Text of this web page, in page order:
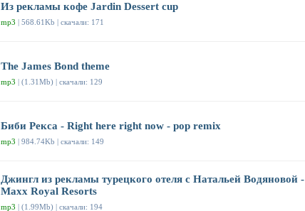
Из рекламы кофе Jardin Dessert cup
mp3 | 568.61Kb | скачали: 171
The James Bond theme
mp3 | (1.31Mb) | скачали: 129
Биби Рекса - Right here right now - pop remix
mp3 | 984.74Kb | скачали: 149
Джингл из рекламы турецкого отеля с Натальей Водяновой -
Maxx Royal Resorts
mp3 | (1.99Mb) | скачали: 194